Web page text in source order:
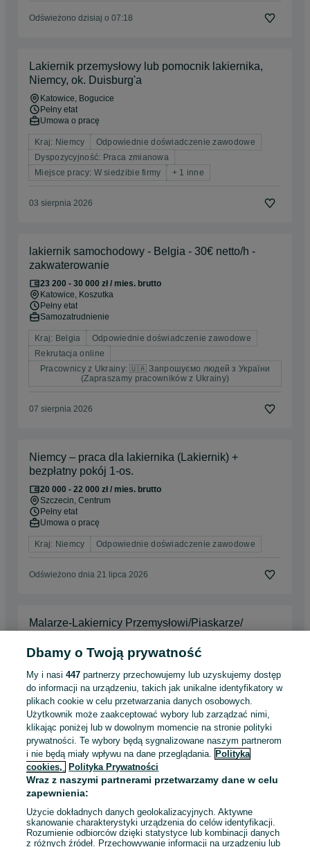
Odświeżono dzisiaj o 07:18
Lakiernik przemysłowy lub pomocnik lakiernika,
Niemcy, ok. Duisburg'a
Katowice, Bogucice
Pełny etat
Umowa o pracę
Kraj: Niemcy
Odpowiednie doświadczenie zawodowe
Dyspozycyjność: Praca zmianowa
Miejsce pracy: W siedzibie firmy
+ 1 inne
03 sierpnia 2026
lakiernik samochodowy - Belgia - 30€ netto/h -
zakwaterowanie
23 200 - 30 000 zł / mies. brutto
Katowice, Koszutka
Pełny etat
Samozatrudnienie
Kraj: Belgia
Odpowiednie doświadczenie zawodowe
Rekrutacja online
Pracownicy z Ukrainy: 🇺🇦 Запрошуємо людей з України
(Zapraszamy pracowników z Ukrainy)
07 sierpnia 2026
Niemcy – praca dla lakiernika (Lakiernik) +
bezpłatny pokój 1-os.
20 000 - 22 000 zł / mies. brutto
Szczecin, Centrum
Pełny etat
Umowa o pracę
Kraj: Niemcy Odpowiednie doświadczenie zawodowe
Odświeżono dnia 21 lipca 2026
Malarze-Lakiernicy Przemysłowi/Piaskarze/
Kraków, Nowa Huta
Umowa o pracę
Kraj: Niemcy Doświadczenie nie jest wymagane
06 sierpnia 2026
Praca dla lakiernika samochodowego w Danii
Poznań, Chartowo
Pełny etat
Umowa o pracę
Odpowiednie doświadczenie zawodowe
Dbamy o Twoją prywatność
My i nasi447 partnerzy przechowujemy lub uzyskujemy dostęp
do informacji na urządzeniu, takich jak unikalne identyfikatory w
plikach cookie w celu przetwarzania danych osobowych.
Użytkownik może zaakceptować wybory lub zarządzać nimi,
klikając poniżej lub w dowolnym momencie na stronie polityki
prywatności. Te wybory będą sygnalizowane naszym partnerom
i nie będą miały wpływu na dane przeglądania. Polityka
cookies,
Polityka Prywatności
Wraz z naszymi partnerami przetwarzamy dane w celu
zapewnienia:
Użycie dokładnych danych geolokalizacyjnych. Aktywne
skanowanie charakterystyki urządzenia do celów identyfikacji.
Rozumienie odbiorców dzięki statystyce lub kombinacji danych
z różnych źródeł. Przechowywanie informacji na urządzeniu lub